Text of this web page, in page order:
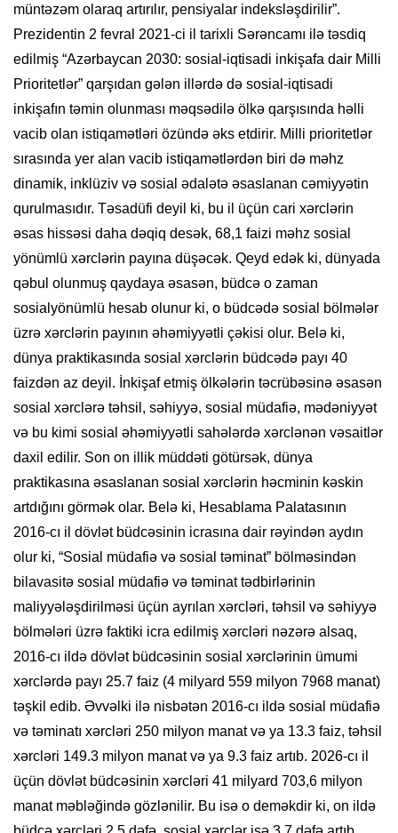
müntəzəm olaraq artırılır, pensiyalar indeksləşdirilir”.
Prezidentin 2 fevral 2021-ci il tarixli Sərəncamı ilə təsdiq
edilmiş “Azərbaycan 2030: sosial-iqtisadi inkişafa dair Milli
Prioritetlər” qarşıdan gələn illərdə də sosial-iqtisadi
inkişafın təmin olunması məqsədilə ölkə qarşısında həlli
vacib olan istiqamətləri özündə əks etdirir. Milli prioritetlər
sırasında yer alan vacib istiqamətlərdən biri də məhz
dinamik, inklüziv və sosial ədalətə əsaslanan cəmiyyətin
qurulmasıdır. Təsadüfi deyil ki, bu il üçün cari xərclərin
əsas hissəsi daha dəqiq desək, 68,1 faizi məhz sosial
yönümlü xərclərin payına düşəcək. Qeyd edək ki, dünyada
qəbul olunmuş qaydaya əsasən, büdcə o zaman
sosialyönümlü hesab olunur ki, o büdcədə sosial bölmələr
üzrə xərclərin payının əhəmiyyətli çəkisi olur. Belə ki,
dünya praktikasında sosial xərclərin büdcədə payı 40
faizdən az deyil. İnkişaf etmiş ölkələrin təcrübəsinə əsasən
sosial xərclərə təhsil, səhiyyə, sosial müdafiə, mədəniyyət
və bu kimi sosial əhəmiyyətli sahələrdə xərclənən vəsaitlər
daxil edilir. Son on illik müddəti götürsək, dünya
praktikasına əsaslanan sosial xərclərin həcminin kəskin
artdığını görmək olar. Belə ki, Hesablama Palatasının
2016-cı il dövlət büdcəsinin icrasına dair rəyindən aydın
olur ki, “Sosial müdafiə və sosial təminat” bölməsindən
bilavasitə sosial müdafiə və təminat tədbirlərinin
maliyyələşdirilməsi üçün ayrılan xərcləri, təhsil və səhiyyə
bölmələri üzrə faktiki icra edilmiş xərcləri nəzərə alsaq,
2016-cı ildə dövlət büdcəsinin sosial xərclərinin ümumi
xərclərdə payı 25.7 faiz (4 milyard 559 milyon 7968 manat)
təşkil edib. Əvvəlki ilə nisbətən 2016-cı ildə sosial müdafiə
və təminatı xərcləri 250 milyon manat və ya 13.3 faiz, təhsil
xərcləri 149.3 milyon manat və ya 9.3 faiz artıb. 2026-cı il
üçün dövlət büdcəsinin xərcləri 41 milyard 703,6 milyon
manat məbləğində gözlənilir. Bu isə o deməkdir ki, on ildə